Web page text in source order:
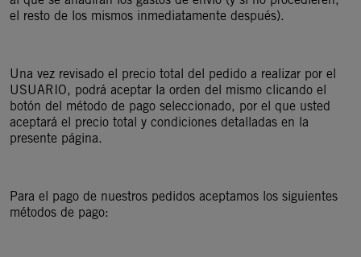
el resto de los mismos inmediatamente después).
Una vez revisado el precio total del pedido a realizar por el
USUARIO, podrá aceptar la orden del mismo clicando el
botón del método de pago seleccionado, por el que usted
aceptará el precio total y condiciones detalladas en la
presente página.
Para el pago de nuestros pedidos aceptamos los siguientes
métodos de pago: